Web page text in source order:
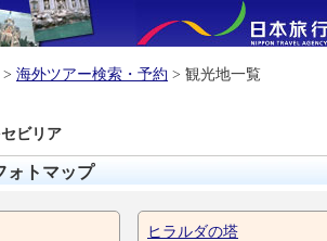
> 海外ツアー検索・予約 > 観光地一覧
セビリア
ォトマップ
ヒラルダの塔